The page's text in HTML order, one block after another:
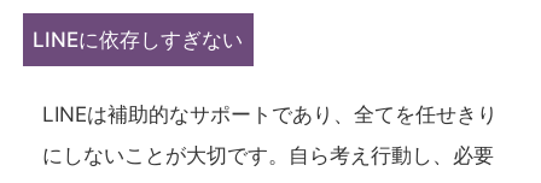
LINEに依存しすぎない
LINEは補助的なサポートであり、全てを任せきり
にしないことが大切です。自ら考え行動し、必要